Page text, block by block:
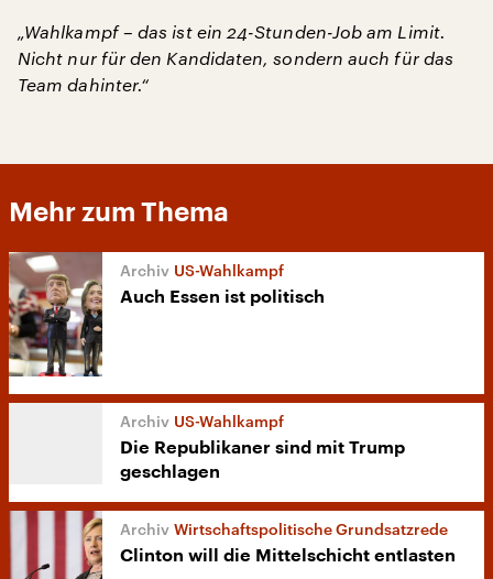
„Wahlkampf – das ist ein 24-Stunden-Job am Limit.
Nicht nur für den Kandidaten, sondern auch für das
Team dahinter.“
Mehr zum Thema
US-Wahlkampf
Auch Essen ist politisch
US-Wahlkampf
Die Republikaner sind mit Trump
geschlagen
Wirtschaftspolitische Grundsatzrede
Clinton will die Mittelschicht entlasten